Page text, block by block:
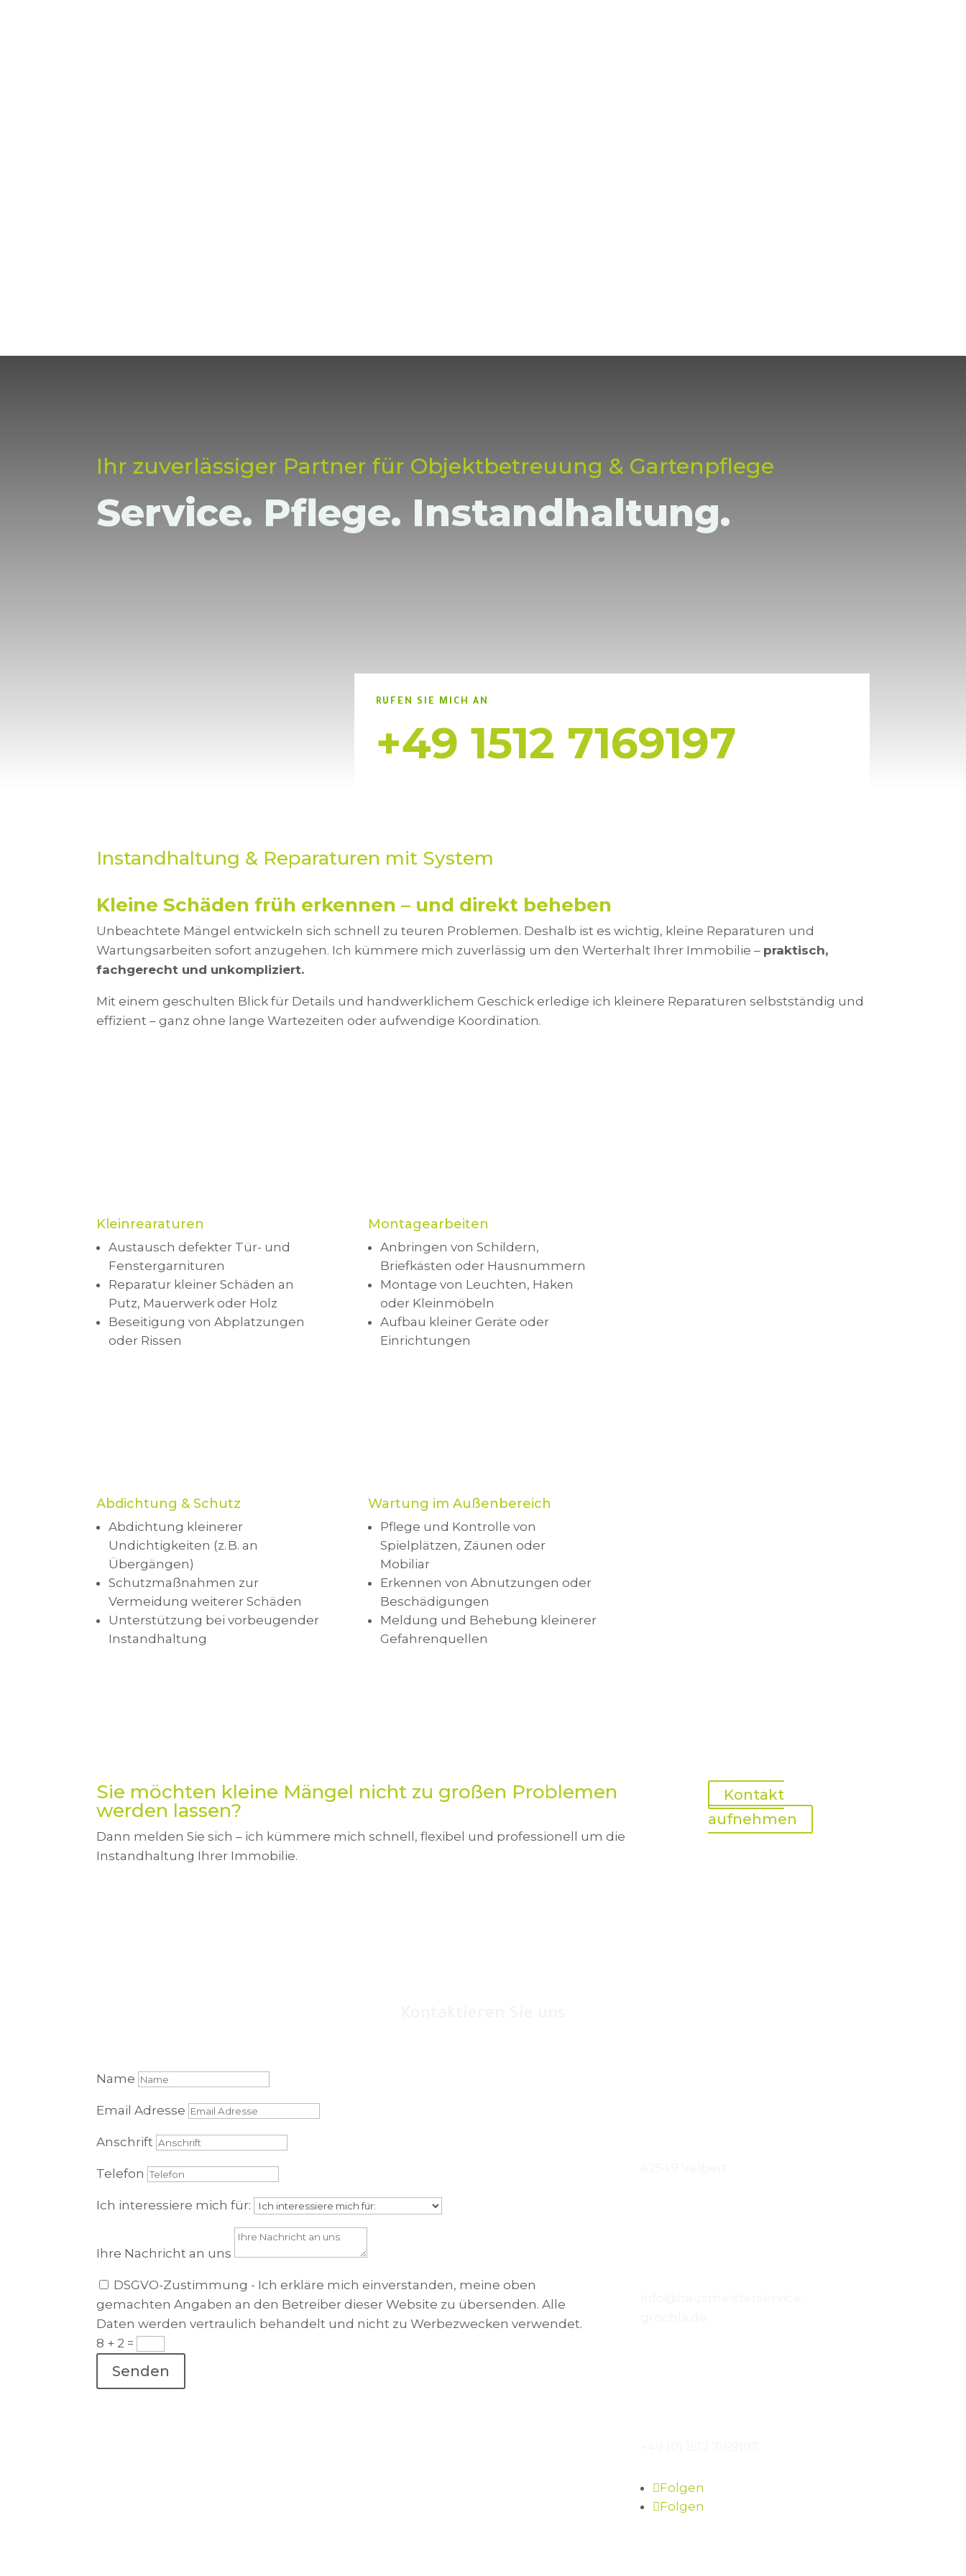
Ihr zuverlässiger Partner für Objektbetreuung & Gartenpflege
Service. Pflege. Instandhaltung.
RUFEN SIE MICH AN
+49 1512 7169197
Instandhaltung & Reparaturen mit System
Kleine Schäden früh erkennen – und direkt beheben
Unbeachtete Mängel entwickeln sich schnell zu teuren Problemen. Deshalb ist es wichtig, kleine Reparaturen und
Wartungsarbeiten sofort anzugehen. Ich kümmere mich zuverlässig um den Werterhalt Ihrer Immobilie – praktisch,
fachgerecht und unkompliziert.
Mit einem geschulten Blick für Details und handwerklichem Geschick erledige ich kleinere Reparaturen selbstständig und
effizient – ganz ohne lange Wartezeiten oder aufwendige Koordination.
Kleinrearaturen
Austausch defekter Tür- und
Fenstergarnituren
Reparatur kleiner Schäden an
Putz, Mauerwerk oder Holz
Beseitigung von Abplatzungen
oder Rissen
Montagearbeiten
Anbringen von Schildern,
Briefkästen oder Hausnummern
Montage von Leuchten, Haken
oder Kleinmöbeln
Aufbau kleiner Geräte oder
Einrichtungen
Abdichtung & Schutz
Abdichtung kleinerer
Undichtigkeiten (z. B. an
Übergängen)
Schutzmaßnahmen zur
Vermeidung weiterer Schäden
Unterstützung bei vorbeugender
Instandhaltung
Wartung im Außenbereich
Pflege und Kontrolle von
Spielplätzen, Zäunen oder
Mobiliar
Erkennen von Abnutzungen oder
Beschädigungen
Meldung und Behebung kleinerer
Gefahrenquellen
Sie möchten kleine Mängel nicht zu großen Problemen
werden lassen?
Dann melden Sie sich – ich kümmere mich schnell, flexibel und professionell um die
Instandhaltung Ihrer Immobilie.
Kontakt
aufnehmen
Name
Email Adresse
Anschrift
Telefon
Ich interessiere mich für:
Ihre Nachricht an uns
DSGVO-Zustimmung - Ich erkläre mich einverstanden, meine oben
gemachten Angaben an den Betreiber dieser Website zu übersenden. Alle
Daten werden vertraulich behandelt und nicht zu Werbezwecken verwendet.
8 + 2 =
Senden
Folgen
Folgen